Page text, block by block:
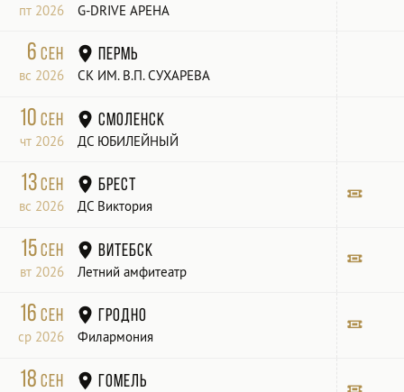
пт 2026 G-DRIVE АРЕНА
6сен
вс 2026
Пермь
СК ИМ. В.П. СУХАРЕВА
10сен
чт 2026
Смоленск
ДС ЮБИЛЕЙНЫЙ
13сен
вс 2026
Брест
ДС Виктория
15сен
вт 2026
Витебск
Летний амфитеатр
16сен
ср 2026
Гродно
Филармония
18сен Гомель